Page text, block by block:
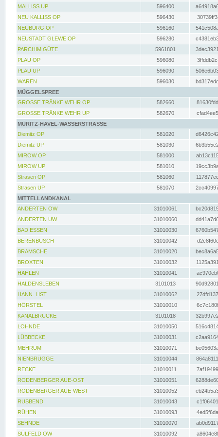
MALLISS UP
596400
NEU KALLISS OP
596430
NEUBURG OP
596160
NEUSTADT GLEWE OP
596280
PARCHIM GÜTE
5961801
PLAU OP
596080
PLAU UP
596090
WAREN
596030
MÜGGELSPREE
GROSSE TRÄNKE WEHR OP
582660
GROSSE TRÄNKE WEHR UP
582670
MÜRITZ-HAVEL-WASSERSTRASSE
Diemitz OP
581020
Diemitz UP
581030
MIROW OP
581000
MIROW UP
581010
Strasen OP
581060
Strasen UP
581070
MITTELLANDKANAL
ANDERTEN OW
31010061
ANDERTEN UW
31010060
BAD ESSEN
31010030
BERENBUSCH
31010042
BRAMSCHE
31010020
BROXTEN
31010032
HAHLEN
31010041
HALDENSLEBEN
3101013
HANN. LIST
31010062
HÖRSTEL
31010010
KANALBRÜCKE
3101018
LOHNDE
31010050
LÜBBECKE
31010031
MEHRUM
31010071
NIENBRÜGGE
31010044
RECKE
31010011
RODENBERGER AUE-OST
31010051
RODENBERGER AUE-WEST
31010052
RUSBEND
31010043
RÜHEN
31010093
SEHNDE
31010070
SÜLFELD OW
31010092